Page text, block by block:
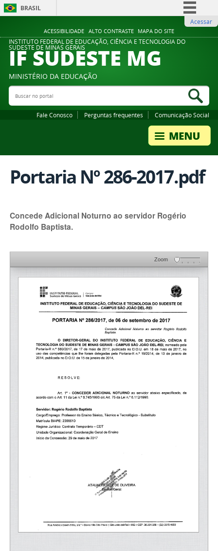
ACESSIBILIDADE ALTO CONTRASTE MAPA DO SITE
BRASIL
Comunica BR
Participe
Legislação
Acessar
INSTITUTO FEDERAL DE EDUCAÇÃO, CIÊNCIA E TECNOLOGIA DO
SUDESTE DE MINAS GERAIS
IF SUDESTE MG
MINISTÉRIO DA EDUCAÇÃO
Buscar no portal
Fale Conosco Perguntas frequentes Comunicação Social
Portaria Nº 286-2017.pdf
Concede Adicional Noturno ao servidor Rogério
Rodolfo Baptista.
Zoom